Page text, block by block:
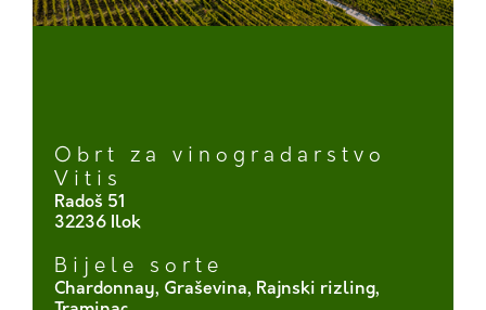
Obrt za vinogradarstvo
Vitis
Radoš 51
32236 Ilok
Bijele sorte
Chardonnay, Graševina, Rajnski rizling,